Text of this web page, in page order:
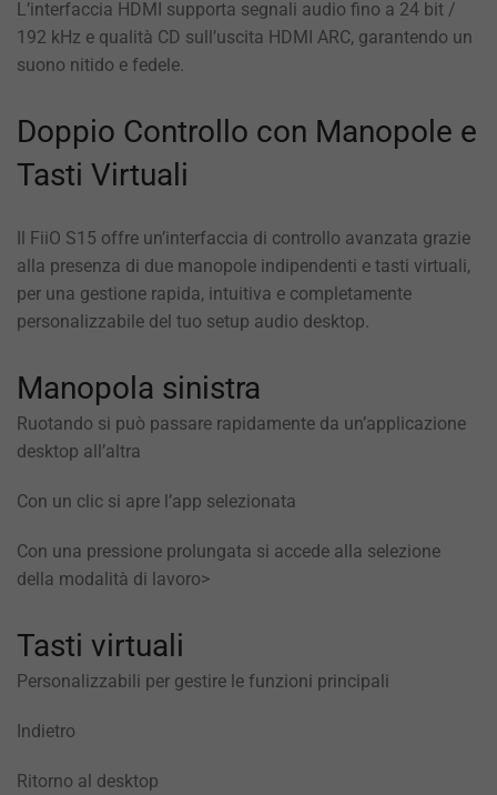
L’interfaccia HDMI supporta segnali audio fino a 24 bit /
192 kHz e qualità CD sull’uscita HDMI ARC, garantendo un
suono nitido e fedele.
Doppio Controllo con Manopole e
Tasti Virtuali
Il FiiO S15 offre un’interfaccia di controllo avanzata grazie
alla presenza di due manopole indipendenti e tasti virtuali,
per una gestione rapida, intuitiva e completamente
personalizzabile del tuo setup audio desktop.
Manopola sinistra
Ruotando si può passare rapidamente da un’applicazione
desktop all’altra
Con un clic si apre l’app selezionata
Con una pressione prolungata si accede alla selezione
della modalità di lavoro>
Tasti virtuali
Personalizzabili per gestire le funzioni principali
Indietro
Ritorno al desktop